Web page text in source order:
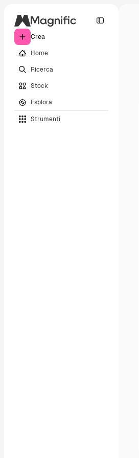
Crea
Home
Ricerca
Stock
Esplora
Strumenti